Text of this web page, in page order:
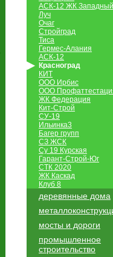
АСК-12 ЖК Западный
Луч
Очаг
Стройград
Тиса
Гермес-Алания
АСК-12
Красноград
КИТ
ООО Ирбис
ООО
ЖК Федерация
Кит-Строй
СУ-19
Ильинка3
Багер групп
СЗ ЖСК
Су 19 Курская
Гарант-Строй-Юг
СТК 2020
ЖК Каскад
Клуб 8
деревянные дома
мосты и дороги
промышленное
строительство